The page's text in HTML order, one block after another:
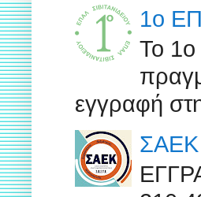
1ο
Το 1ο
εγγραφή
ΣΑΕΚ